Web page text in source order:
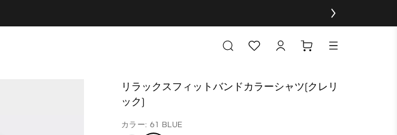
リラックスフィットバンドカラーシャツ(クレリ
ック)
カラー: 61 BLUE